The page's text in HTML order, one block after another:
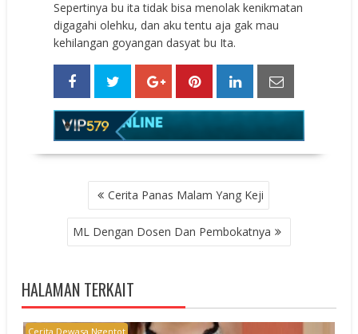
Sepertinya bu ita tidak bisa menolak kenikmatan
digagahi olehku, dan aku tentu aja gak mau
kehilangan goyangan dasyat bu Ita.
NAVIGATION Cerita Panas Malam Yang Keji
ML Dengan Dosen Dan Pembokatnya
HALAMAN TERKAIT
Cerita Dewasa Ngentot